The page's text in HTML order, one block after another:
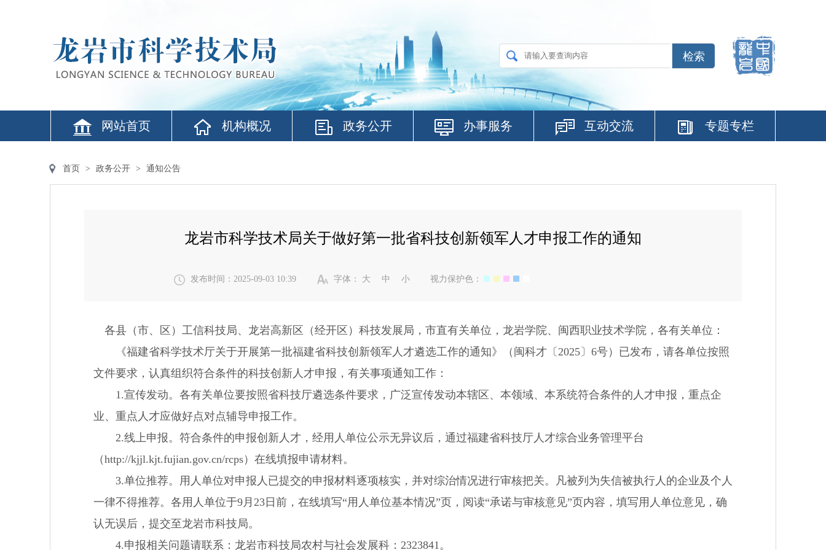
网站首页 机构概况 政务公开 办事服务 互动交流 专题专栏
首页 > 政务公开 > 通知公告
龙岩市科学技术局关于做好第一批省科技创新领军人才申报工作的通知
发布时间：2025-09-03 10:39 字体： 大 中 小 视力保护色：
各县（市、区）工信科技局、龙岩高新区（经开区）科技发展局，市直有关单位，龙岩学院、闽西职业技术学院，各有关单位：
《福建省科学技术厅关于开展第一批福建省科技创新领军人才遴选工作的通知》（闽科才〔2025〕6号）已发布，请各单位按照
文件要求，认真组织符合条件的科技创新人才申报，有关事项通知工作：
1.宣传发动。各有关单位要按照省科技厅遴选条件要求，广泛宣传发动本辖区、本领域、本系统符合条件的人才申报，重点企
业、重点人才应做好点对点辅导申报工作。
2.线上申报。符合条件的申报创新人才，经用人单位公示无异议后，通过福建省科技厅人才综合业务管理平台
（http://kjjl.kjt.fujian.gov.cn/rcps）在线填报申请材料。
3.单位推荐。用人单位对申报人已提交的申报材料逐项核实，并对综治情况进行审核把关。凡被列为失信被执行人的企业及个人
一律不得推荐。各用人单位于9月23日前，在线填写“用人单位基本情况”页，阅读“承诺与审核意见”页内容，填写用人单位意见，确
认无误后，提交至龙岩市科技局。
4.申报相关问题请联系：龙岩市科技局农村与社会发展科：2323841。